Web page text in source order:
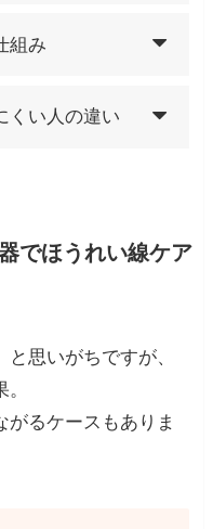
組み
くい人の違い
でほうれい線ケア
と思いがちですが、
がるケースもありま